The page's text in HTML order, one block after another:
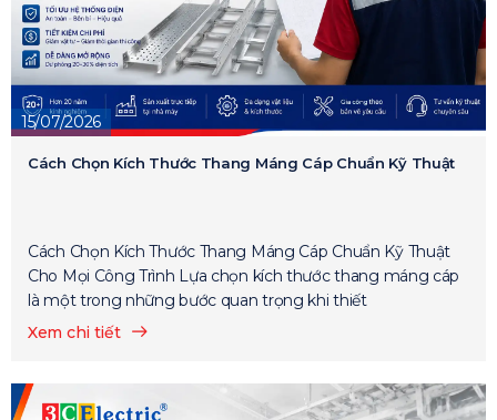
15/07/2026
Cách Chọn Kích Thước Thang Máng Cáp Chuẩn Kỹ Thuật
Cách Chọn Kích Thước Thang Máng Cáp Chuẩn Kỹ Thuật
Cho Mọi Công Trình Lựa chọn kích thước thang máng cáp
là một trong những bước quan trọng khi thiết
Xem chi tiết